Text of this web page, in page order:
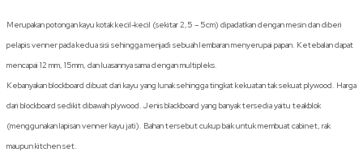
Merupakan potongan kayu kotak kecil-kecil (sekitar 2,5 – 5cm) dipadatkan dengan mesin dan diberi
pelapis venner pada kedua sisi sehingga menjadi sebuah lembaran menyerupai papan. Ketebalan dapat
mencapai 12 mm, 15mm, dan luasannya sama dengan multipleks.
Kebanyakan blockboard dibuat dari kayu yang lunak sehingga tingkat kekuatan tak sekuat plywood. Harga
dari blockboard sedikit dibawah plywood. Jenis blackboard yang banyak tersedia yaitu teakblok
(menggunakan lapisan venner kayu jati). Bahan tersebut cukup baik untuk membuat cabinet, rak
maupun kitchen set.